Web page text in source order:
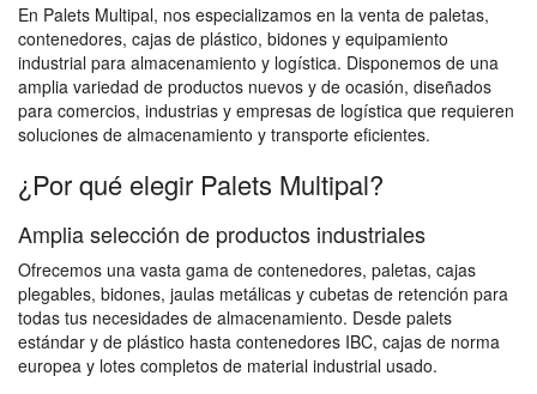
En Palets Multipal, nos especializamos en la venta de paletas,
contenedores, cajas de plástico, bidones y equipamiento
industrial para almacenamiento y logística. Disponemos de una
amplia variedad de productos nuevos y de ocasión, diseñados
para comercios, industrias y empresas de logística que requieren
soluciones de almacenamiento y transporte eficientes.
¿Por qué elegir Palets Multipal?
Amplia selección de productos industriales
Ofrecemos una vasta gama de contenedores, paletas, cajas
plegables, bidones, jaulas metálicas y cubetas de retención para
todas tus necesidades de almacenamiento. Desde palets
estándar y de plástico hasta contenedores IBC, cajas de norma
europea y lotes completos de material industrial usado.